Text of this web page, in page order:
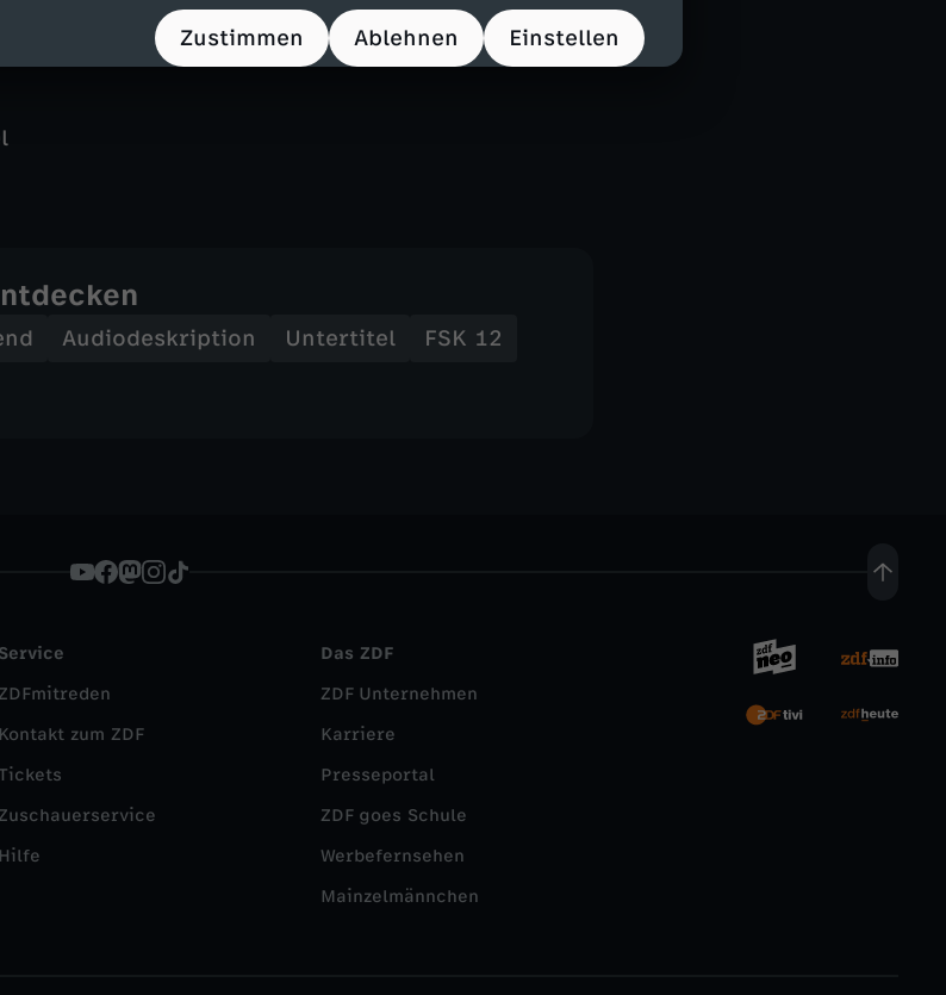
Zustimmen Ablehnen Einstellen
Audiodeskription Untertitel
FSK 12
Service
Kontakt zum ZDF
Tickets
Hilfe
Das ZDF
ZDF Unternehmen
Karriere
Presseportal
ZDF goes Schule
Werbefernsehen
Mainzelmännchen